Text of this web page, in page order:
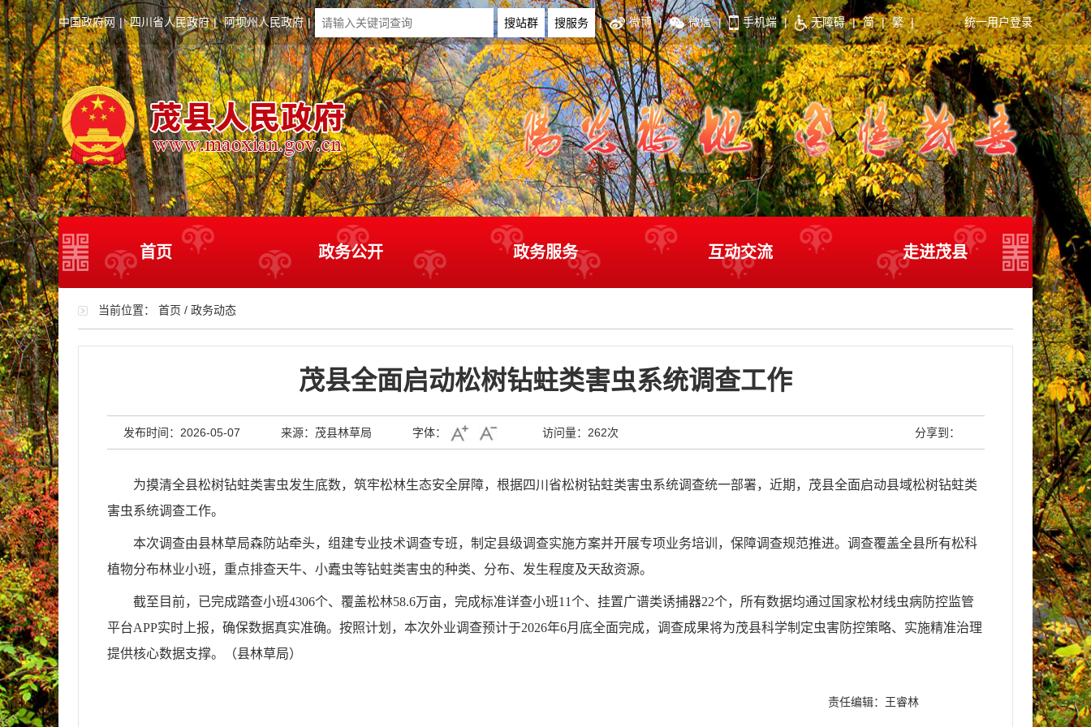
中国政府网 | 四川省人民政府 | 阿坝州人民政府 | | 微博 | 微信 | 手机端 | 无障碍 | 简 | 繁 | 统一用户登录
首页 政务公开 政务服务 互动交流 走进茂县
当前位置： 首页 / 政务动态
茂县全面启动松树钻蛀类害虫系统调查工作
发布时间：2026-05-07 来源：茂县林草局 字体： 访问量： 262次 分享到：
为摸清全县松树钻蛀类害虫发生底数，筑牢松林生态安全屏障，根据四川省松树钻蛀类害虫系统调查统一部署，近期， 茂县全面启动县域松树钻蛀类
害虫系统调查工作。
本次调查由县林草局森防站牵头，组建专业技术调查专班，制定县级调查实施方案并开展专项业务培训，保障调查规范推进。调查覆盖全县所有松科
植物分布林业小班，重点排查天牛、小蠹虫等钻蛀类害虫的种类、分布、发生程度及天敌资源。
截至目前，已完成踏查小班4306个、覆盖松林58.6万亩，完成标准详查小班11个、挂置广谱类诱捕器22个，所有数据均通过国家松材线虫病防控监管
平台APP实时上报，确保数据真实准确。按照计划，本次外业调查预计于2026年6月底全面完成，调查成果将为茂县科学制定虫害防控策略、实施精准治理
提供核心数据支撑。（县林草局）
责任编辑：王睿林